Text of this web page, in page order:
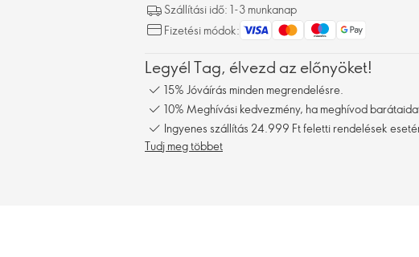
Szállítási idő: 1-3 munkanap
Fizetési módok:
Legyél Tag, élvezd az előnyöket!
15% Jóváírás minden megrendelésre.
10% Meghívási kedvezmény, ha meghívod
Ingyenes szállítás 24.999 Ft feletti rendelések
Tudj meg többet